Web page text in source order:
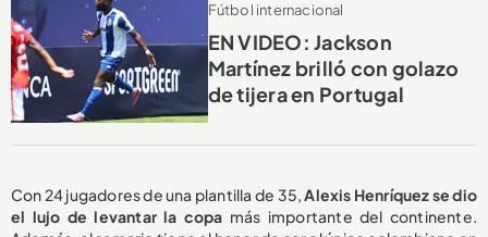
Fútbol internacional
EN VIDEO: Jackson
Martínez brilló con golazo
de tijera en Portugal
Con 24 jugadores de una plantilla de 35,Alexis Henríquez se dio
el lujo de levantar la copa más importante del continente.